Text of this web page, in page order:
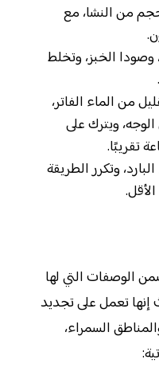
من النشا، مع
الخبز، وتخلط
من الماء الفاتر،
ويترك على
تقريبًا.
وتكرر الطريقة
الوصفات التي لها
إنها تعمل على تجديد
السمراء،